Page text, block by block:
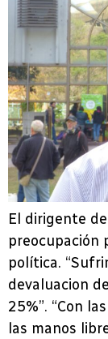
El dirigente
preocupación
política.
devaluacion
25%”. “Con
las manos